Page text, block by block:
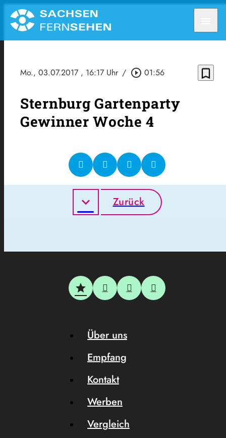
Mo., 03.07.2017 , 16:17 Uhr / play_circle_outline 01:56 bookmark_border
Sternburg Gartenparty
Gewinner Woche 4
Zurück
Über uns
Empfang
Kontakt
Werben
Vergleich